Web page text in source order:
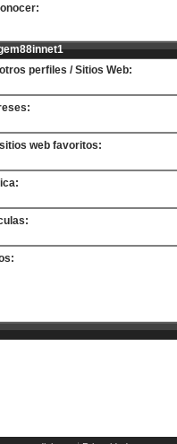
perfiles / Sitios Web:
web favoritos: